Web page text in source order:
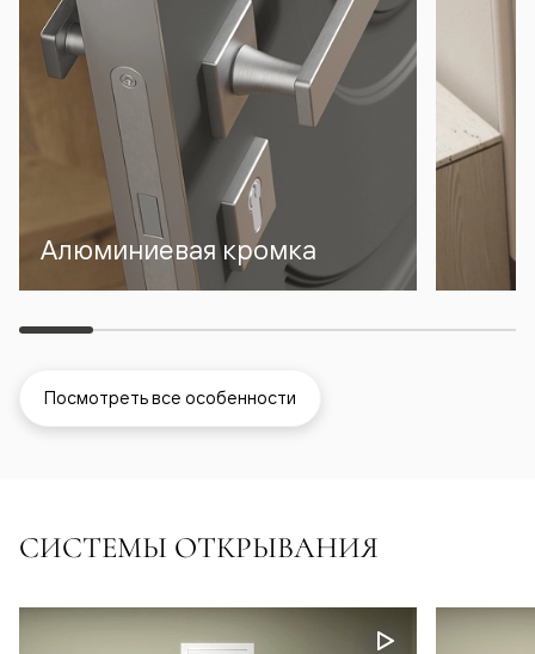
Алюминиевая кромка
Посмотреть все особенности
СИСТЕМЫ ОТКРЫВАНИЯ